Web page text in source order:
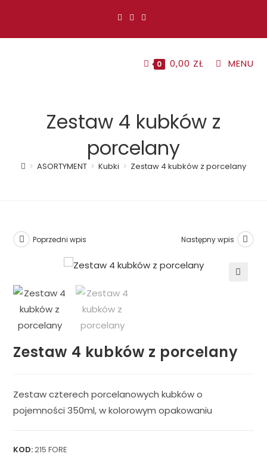
0 0,00 ZŁ MENU
Zestaw 4 kubków z
porcelany
> ASORTYMENT > Kubki > Zestaw 4 kubków z porcelany
Poprzedni wpis Następny wpis
Zestaw 4 kubków z porcelany
Zestaw czterech porcelanowych kubków o
pojemności 350ml, w kolorowym opakowaniu
KOD:215 FORE